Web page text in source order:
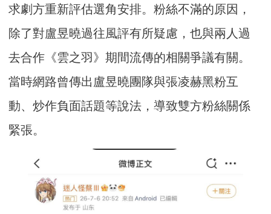
求劇方重新評估選角安排。粉絲不滿的原因，
除了對盧昱曉過往風評有所疑慮，也與兩人過
去合作《雲之羽》期間流傳的相關爭議有關。
當時網路曾傳出盧昱曉團隊與張凌赫黑粉互
動、炒作負面話題等說法，導致雙方粉絲關係
緊張。